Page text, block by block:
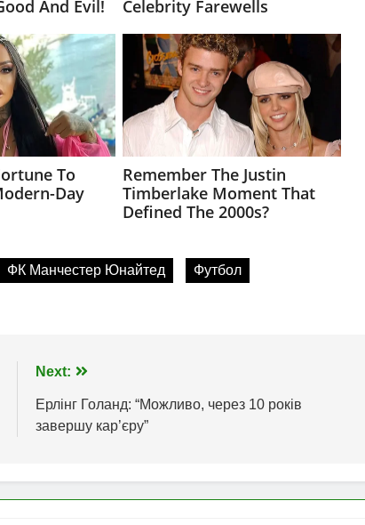
ФК Манчестер Юнайтед Футбол
Next:
Ерлінг Голанд: “Можливо, через 10 років
завершу кар’єру”